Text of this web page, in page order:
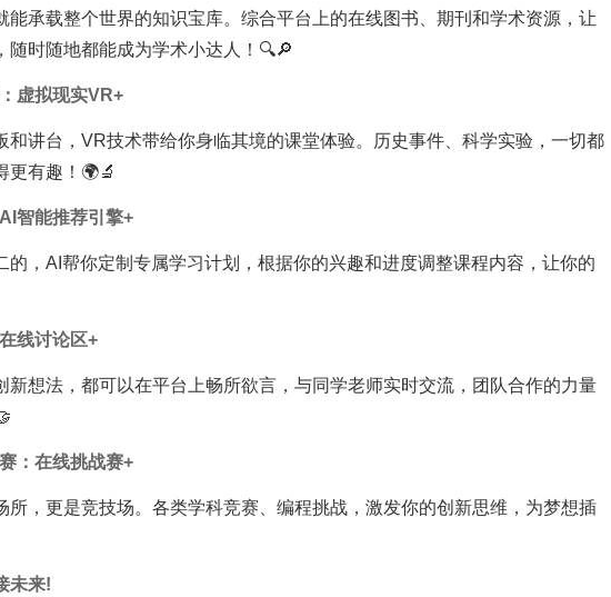
能承载整个世界的知识宝库。综合平台上的在线图书、期刊和学术资源，让
随时随地都能成为学术小达人！🔍🔎
虚拟现实VR+
和讲台，VR技术带给你身临其境的课堂体验。历史事件、科学实验，一切都
更有趣！🌍🔬
智能推荐引擎+
的，AI帮你定制专属学习计划，根据你的兴趣和进度调整课程内容，让你的
线讨论区+
新想法，都可以在平台上畅所欲言，与同学老师实时交流，团队合作的力量
：在线挑战赛+
所，更是竞技场。各类学科竞赛、编程挑战，激发你的创新思维，为梦想插
未来!